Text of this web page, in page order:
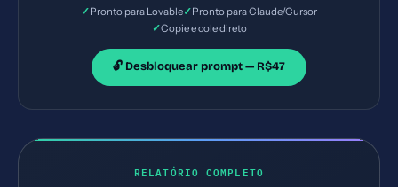
✓Pronto para Lovable✓Pronto para Claude/Cursor
✓Copie e cole direto
🔓 Desbloquear prompt — R$47
RELATÓRIO COMPLETO